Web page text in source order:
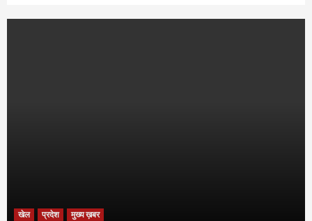
खेल प्रदेश मुख्य ख़बर